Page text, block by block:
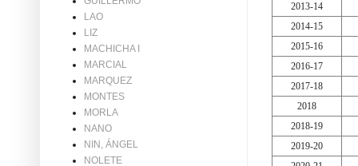
2013-14
2014-15
2015-16
2016-17
2017-18
2018
2018-19
2019-20
LAO
LIZ
MACHICHA I
MARCIAL
MARQUEZ
MONTES
MORLA
NANO
NIN, ÁNGEL
NOLETE